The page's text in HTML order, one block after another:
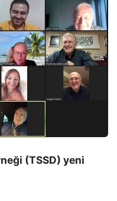
(TSSD) yeni